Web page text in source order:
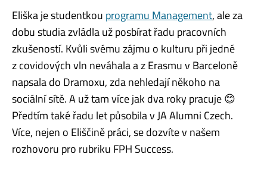
Eliška je studentkou programu Management, ale za
dobu studia zvládla už posbírat řadu pracovních
zkušeností. Kvůli svému zájmu o kulturu při jedné
z covidových vln neváhala a z Erasmu v Barceloně
napsala do Dramoxu, zda nehledají někoho na
sociální sítě. A už tam více jak dva roky pracuje 😊
Předtím také řadu let působila v JA Alumni Czech.
Více, nejen o Eliščině práci, se dozvíte v našem
rozhovoru pro rubriku FPH Success.